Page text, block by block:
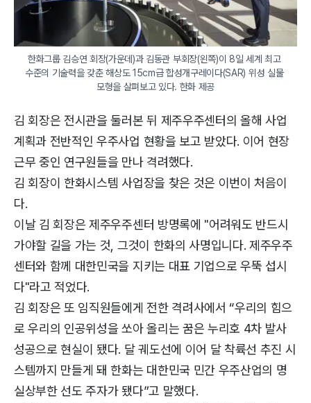
한화그룹 김승연 회장(가운데)과 김동관 부회장(왼쪽)이 8일 세계 최고
수준의 기술력을 갖춘 해상도 15cm급 합성개구레이다(SAR) 위성 실물
모형을 살펴보고 있다. 한화 제공
김 회장은 전시관을 둘러본 뒤 제주우주센터의 올해 사업
계획과 전반적인 우주사업 현황을 보고 받았다. 이어 현장
근무 중인 연구원들을 만나 격려했다.
김 회장이 한화시스템 사업장을 찾은 것은 이번이 처음이
다.
이날 김 회장은 제주우주센터 방명록에 "어려워도 반드시
가야할 길을 가는 것, 그것이 한화의 사명입니다. 제주우주
센터와 함께 대한민국을 지키는 대표 기업으로 우뚝 섭시
다"라고 적었다.
김 회장은 또 임직원들에게 전한 격려사에서 “우리의 힘으
로 우리의 인공위성을 쏘아 올리는 꿈은 누리호 4차 발사
성공으로 현실이 됐다. 달 궤도선에 이어 달 착륙선 추진 시
스템까지 만들게 돼 한화는 대한민국 민간 우주산업의 명
실상부한 선도 주자가 됐다”고 말했다.